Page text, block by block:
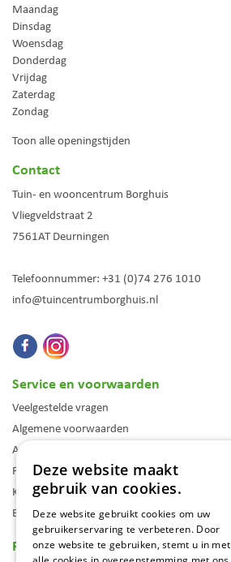
Maandag
Dinsdag
Woensdag
Donderdag
Vrijdag
Zaterdag
Zondag
Toon alle openingstijden
Contact
Tuin- en wooncentrum Borghuis
Vliegveldstraat 2
7561AT Deurningen
Telefoonnummer: +31 (0)74 276 1010
info@tuincentrumborghuis.nl
Service en voorwaarden
Veelgestelde vragen
Algemene voorwaarden
Assortiment
Folder
Klantenkaart
Blog
Reviews
Deze website maakt
gebruik van cookies.
Deze website gebruikt cookies om uw
gebruikerservaring te verbeteren. Door
onze website te gebruiken, stemt u in met